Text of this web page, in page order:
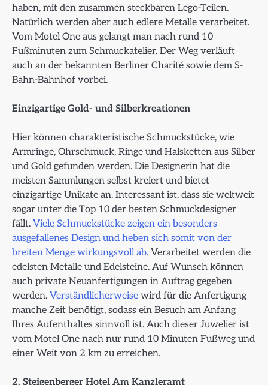
haben, mit den zusammen steckbaren Lego-Teilen.
Natürlich werden aber auch edlere Metalle verarbeitet.
Vom Motel One aus gelangt man nach rund 10
Fußminuten zum Schmuckatelier. Der Weg verläuft
auch an der bekannten Berliner Charité sowie dem S-
Bahn-Bahnhof vorbei.
Einzigartige Gold- und Silberkreationen
Hier können charakteristische Schmuckstücke, wie
Armringe, Ohrschmuck, Ringe und Halsketten aus Silber
und Gold gefunden werden. Die Designerin hat die
meisten Sammlungen selbst kreiert und bietet
einzigartige Unikate an. Interessant ist, dass sie weltweit
sogar unter die Top 10 der besten Schmuckdesigner
fällt. Viele Schmuckstücke zeigen ein besonders
ausgefallenes Design und heben sich somit von der
breiten Menge wirkungsvoll ab. Verarbeitet werden die
edelsten Metalle und Edelsteine. Auf Wunsch können
auch private Neuanfertigungen in Auftrag gegeben
werden. Verständlicherweise wird für die Anfertigung
manche Zeit benötigt, sodass ein Besuch am Anfang
Ihres Aufenthaltes sinnvoll ist. Auch dieser Juwelier ist
vom Motel One nach nur rund 10 Minuten Fußweg und
einer Weit von 2 km zu erreichen.
2. Steigenberger Hotel Am Kanzleramt